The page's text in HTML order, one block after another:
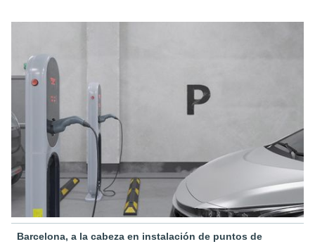
Barcelona, a la cabeza en instalación de puntos de